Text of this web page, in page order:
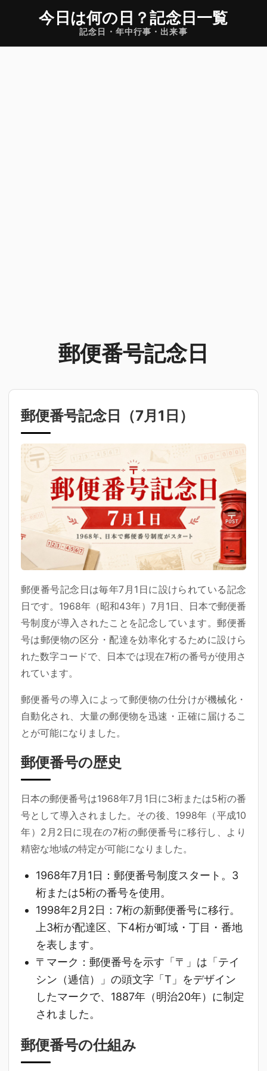
今日は何の日 ？記念日一覧
記念日・年中行事・出来事
郵便番号記念日
郵便番号記念日（7月1日 ）
郵便番号記念日は毎年7月1日に設けられている記念
日です。1968年（昭和43年）7月1日、日本で郵便番
号制度が導入されたことを記念しています。郵便番
号は郵便物の区分・配達を効率化するために設けら
れた数字コードで、日本では現在7桁の番号が使用さ
れています。
郵便番号の導入によって郵便物の仕分けが機械化・
自動化され、大量の郵便物を迅速・正確に届けるこ
とが可能になりました。
郵便番号の歴史
日本の郵便番号は1968年7月1日に3桁または5桁の番
号として導入されました。その後、1998年（平成10
年）2月2日に現在の7桁の郵便番号に移行し、より
精密な地域の特定が可能になりました。
1968年7月1日 ：郵便番号制度スタート。3
桁または5桁の番号を使用。
1998年2月2日 ：7桁の新郵便番号に移行。
上3桁が配達区、下4桁が町域・丁目・番地
を表します。
〒マーク ：郵便番号を示す「〒」は「テイ
シン（逓信）」の頭文字「T」をデザイン
したマークで、1887年（明治20年）に制定
されました。
郵便番号の仕組み